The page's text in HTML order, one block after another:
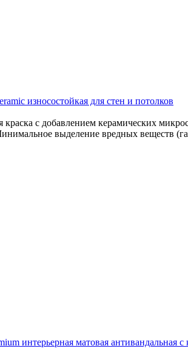
износостойкая для стен и потолков
с добавлением керамических
выделение вредных веществ
интерьерная матовая антивандальная